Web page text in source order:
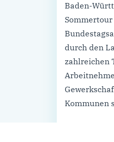
Baden-
durch den
zahlreichen
Kommunen